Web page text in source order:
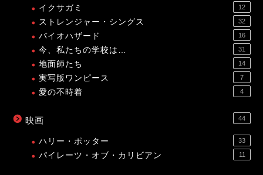
イクサガミ 12
ストレンジャー・シングス 32
バイオハザード 16
今、私たちの学校は… 31
地面師たち 14
実写版ワンピース 7
愛の不時着 4
映画 44
ハリー・ポッター 33
パイレーツ・オブ・カリビアン 11